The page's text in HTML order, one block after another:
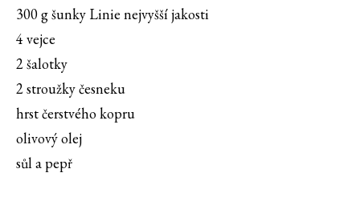
300 g šunky Linie nejvyšší jakosti
4 vejce
2 šalotky
2 stroužky česneku
hrst čerstvého kopru
olivový olej
sůl a pepř